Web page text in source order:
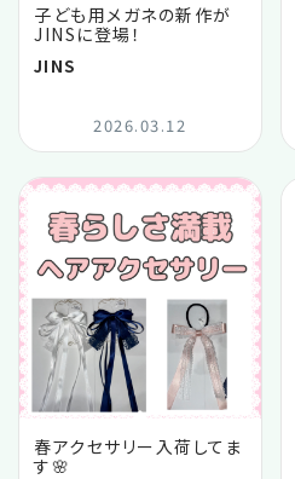
子ども用メガネの新作が
JINSに登場！
JINS
2026.03.12
春アクセサリー入荷してま
す🌸